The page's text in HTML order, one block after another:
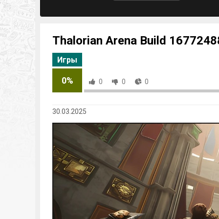
Thalorian Arena Build
Игры
0% 0 0 0
30.03.2025